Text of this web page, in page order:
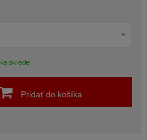
sklade
Pridať do košíka